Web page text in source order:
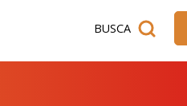
BUSCA